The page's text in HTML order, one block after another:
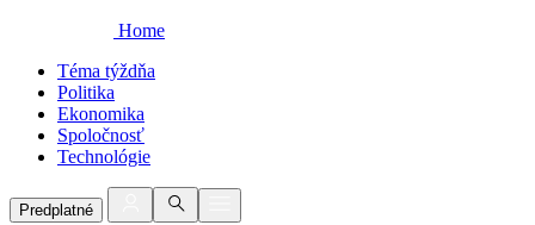
Home
Téma týždňa
Politika
Ekonomika
Spoločnosť
Technológie
Predplatné